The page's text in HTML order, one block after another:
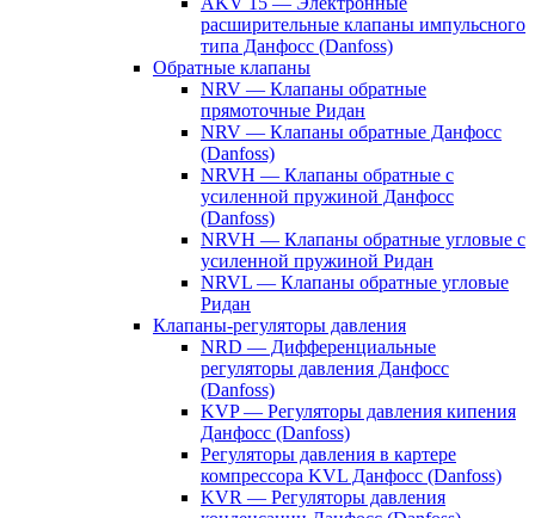
расширительные клапаны импульсного
типа Данфосс (Danfoss)
Обратные клапаны
NRV — Клапаны обратные
прямоточные Ридан
NRV — Клапаны обратные Данфосс
(Danfoss)
NRVH — Клапаны обратные с
усиленной пружиной Данфосс
(Danfoss)
NRVH — Клапаны обратные угловые с
усиленной пружиной Ридан
NRVL — Клапаны обратные угловые
Ридан
Клапаны-регуляторы давления
NRD — Дифференциальные
регуляторы давления Данфосс
(Danfoss)
KVP — Регуляторы давления кипения
Данфосс (Danfoss)
Регуляторы давления в картере
компрессора KVL Данфосс (Danfoss)
KVR — Регуляторы давления